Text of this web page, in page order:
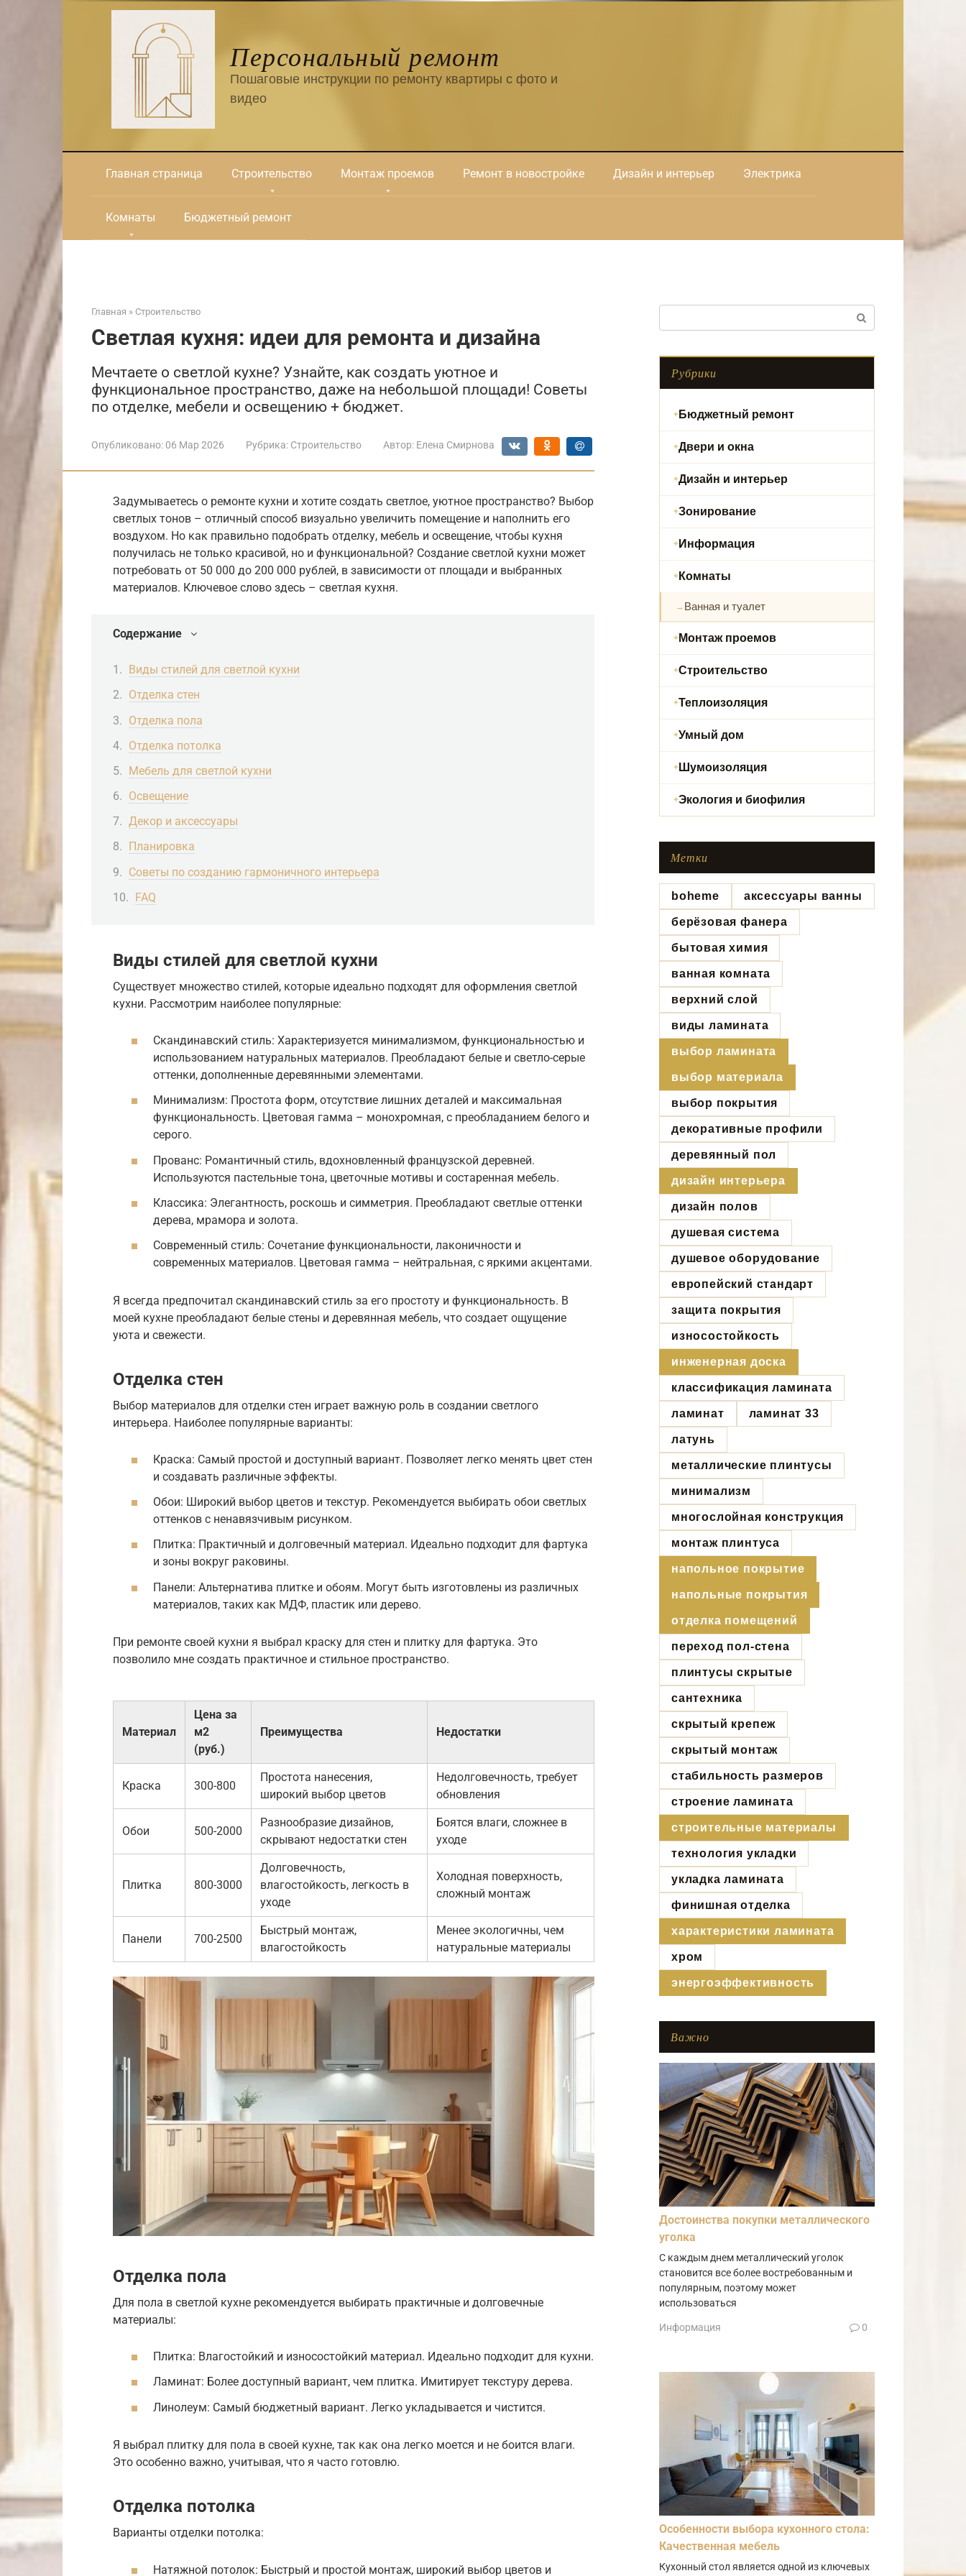
Персональный ремонт
Пошаговые инструкции по ремонту квартиры с фото и
видео
Главная страница Строительство Монтаж проемов Ремонт в новостройке Дизайн и интерьер Электрика
Комнаты Бюджетный ремонт
Главная » Строительство
Светлая кухня: идеи для ремонта и дизайна
Мечтаете о светлой кухне? Узнайте, как создать уютное и
функциональное пространство, даже на небольшой площади! Советы
по отделке, мебели и освещению + бюджет.
Опубликовано: 06 Мар 2026 Рубрика: Строительство Автор: Елена Смирнова
Задумываетесь о ремонте кухни и хотите создать светлое, уютное пространство? Выбор
светлых тонов – отличный способ визуально увеличить помещение и наполнить его
воздухом. Но как правильно подобрать отделку, мебель и освещение, чтобы кухня
получилась не только красивой, но и функциональной? Создание светлой кухни может
потребовать от 50 000 до 200 000 рублей, в зависимости от площади и выбранных
материалов. Ключевое слово здесь – светлая кухня.
Содержание
Виды стилей для светлой кухни
Отделка стен
Отделка пола
Отделка потолка
Мебель для светлой кухни
Освещение
Декор и аксессуары
Планировка
Советы по созданию гармоничного интерьера
FAQ
Виды стилей для светлой кухни
Существует множество стилей, которые идеально подходят для оформления светлой
кухни. Рассмотрим наиболее популярные:
Скандинавский стиль: Характеризуется минимализмом, функциональностью и
использованием натуральных материалов. Преобладают белые и светло-серые
оттенки, дополненные деревянными элементами.
Минимализм: Простота форм, отсутствие лишних деталей и максимальная
функциональность. Цветовая гамма – монохромная, с преобладанием белого и
серого.
Прованс: Романтичный стиль, вдохновленный французской деревней.
Используются пастельные тона, цветочные мотивы и состаренная мебель.
Классика: Элегантность, роскошь и симметрия. Преобладают светлые оттенки
дерева, мрамора и золота.
Современный стиль: Сочетание функциональности, лаконичности и
современных материалов. Цветовая гамма – нейтральная, с яркими акцентами.
Я всегда предпочитал скандинавский стиль за его простоту и функциональность. В
моей кухне преобладают белые стены и деревянная мебель, что создает ощущение
уюта и свежести.
Отделка стен
Выбор материалов для отделки стен играет важную роль в создании светлого
интерьера. Наиболее популярные варианты:
Краска: Самый простой и доступный вариант. Позволяет легко менять цвет стен
и создавать различные эффекты.
Обои: Широкий выбор цветов и текстур. Рекомендуется выбирать обои светлых
оттенков с ненавязчивым рисунком.
Плитка: Практичный и долговечный материал. Идеально подходит для фартука
и зоны вокруг раковины.
Панели: Альтернатива плитке и обоям. Могут быть изготовлены из различных
материалов, таких как МДФ, пластик или дерево.
При ремонте своей кухни я выбрал краску для стен и плитку для фартука. Это
позволило мне создать практичное и стильное пространство.
Материал
Цена за
м2
(руб.)
Преимущества Недостатки
Краска 300-800
Простота нанесения,
широкий выбор цветов
Недолговечность, требует
обновления
Обои 500-2000
Разнообразие дизайнов,
скрывают недостатки стен
Боятся влаги, сложнее в
уходе
Плитка 800-3000
Долговечность,
влагостойкость, легкость в
уходе
Холодная поверхность,
сложный монтаж
Панели 700-2500
Быстрый монтаж,
влагостойкость
Менее экологичны, чем
натуральные материалы
Отделка пола
Для пола в светлой кухне рекомендуется выбирать практичные и долговечные
материалы:
Плитка: Влагостойкий и износостойкий материал. Идеально подходит для кухни.
Ламинат: Более доступный вариант, чем плитка. Имитирует текстуру дерева.
Линолеум: Самый бюджетный вариант. Легко укладывается и чистится.
Я выбрал плитку для пола в своей кухне, так как она легко моется и не боится влаги.
Это особенно важно, учитывая, что я часто готовлю.
Отделка потолка
Варианты отделки потолка:
Натяжной потолок: Быстрый и простой монтаж, широкий выбор цветов и
Рубрики
Бюджетный ремонт
Двери и окна
Дизайн и интерьер
Зонирование
Информация
Комнаты
Ванная и туалет
Монтаж проемов
Строительство
Теплоизоляция
Умный дом
Шумоизоляция
Экология и биофилия
Метки
boheme аксессуары ванны
берёзовая фанера
бытовая химия
ванная комната
верхний слой
виды ламината
выбор ламината
выбор материала
выбор покрытия
декоративные профили
деревянный пол
дизайн интерьера
дизайн полов
душевая система
душевое оборудование
европейский стандарт
защита покрытия
износостойкость
инженерная доска
классификация ламината
ламинат ламинат 33
латунь
металлические плинтусы
минимализм
многослойная конструкция
монтаж плинтуса
напольное покрытие
напольные покрытия
отделка помещений
переход пол-стена
плинтусы скрытые
сантехника
скрытый крепеж
скрытый монтаж
стабильность размеров
строение ламината
строительные материалы
технология укладки
укладка ламината
финишная отделка
характеристики ламината
хром
энергоэффективность
Важно
Достоинства покупки металлического
уголка
С каждым днем металлический уголок
становится все более востребованным и
популярным, поэтому может
использоваться
Информация 0
Особенности выбора кухонного стола:
Качественная мебель
Кухонный стол является одной из ключевых